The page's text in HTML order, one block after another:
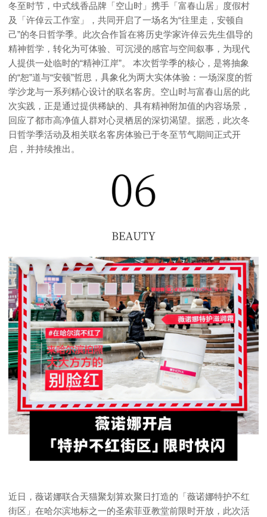
冬至时节，中式线香品牌「空山时」携手「富春山居」度假村
及「许倬云工作室」，共同开启了一场名为“往里走，安顿自
己”的冬日哲学季。此次合作旨在将历史学家许倬云先生倡导的
精神哲学，转化为可体验、可沉浸的感官与空间叙事，为现代
人提供一处临时的“精神江岸”。 本次哲学季的核心，是将抽象
的“恕”道与“安顿”哲思，具象化为两大实体体验：一场深度的哲
学沙龙与一系列精心设计的联名客房。空山时与富春山居的此
次实践，正是通过提供稀缺的、具有精神附加值的内容场景，
回应了都市高净值人群对心灵栖居的深切渴望。据悉，此次冬
日哲学季活动及相关联名客房体验已于冬至节气期间正式开
启，并持续推出。
近日，薇诺娜联合天猫聚划算欢聚日打造的「薇诺娜特护不红
街区」在哈尔滨地标之一的圣索菲亚教堂前限时开放，此次活